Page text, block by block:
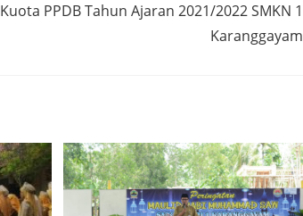
Kuota PPDB Tahun Ajaran 2021/2022 SMKN 1
Karanggayam